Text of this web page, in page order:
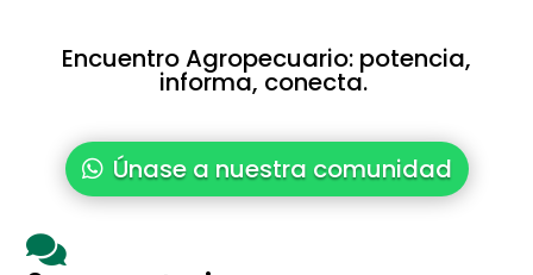
Encuentro Agropecuario: potencia,
informa, conecta.
Únase a nuestra comunidad
